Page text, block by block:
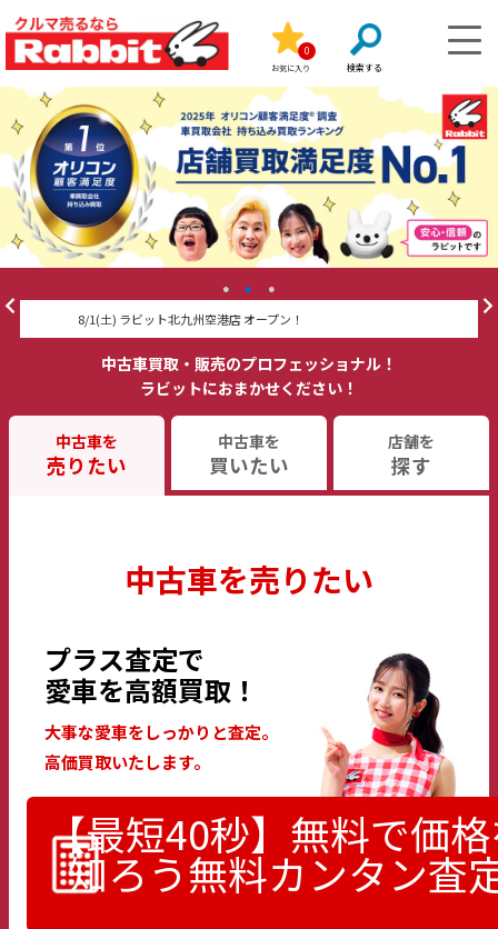
お気に入り
0
ラビカーLINEスタンプ好評販売中！
中古車買取・販売のプロフェッショナル！
ラビットにおまかせください！
中古車を
売りたい
中古車を
買いたい
店舗を
探す
中古車を売りたい
プラス査定で
愛車を高額買取！
大事な愛車をしっかりと査定。
高価買取いたします。
【最短40秒】無料で価
知ろう無料カンタン査